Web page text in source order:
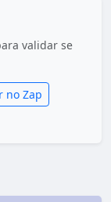
validar se
no Zap